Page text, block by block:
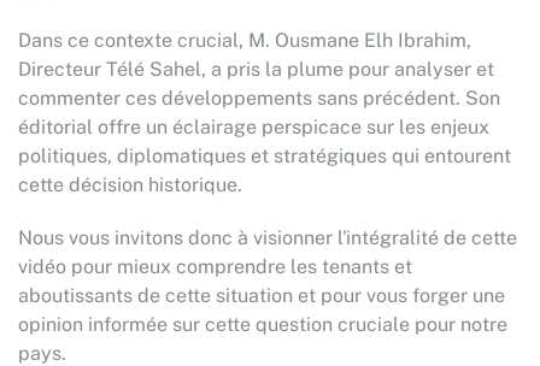
Dans ce contexte crucial, M. Ousmane Elh Ibrahim,
Directeur Télé Sahel, a pris la plume pour analyser et
commenter ces développements sans précédent. Son
éditorial offre un éclairage perspicace sur les enjeux
politiques, diplomatiques et stratégiques qui entourent
cette décision historique.
Nous vous invitons donc à visionner l'intégralité de cette
vidéo pour mieux comprendre les tenants et
aboutissants de cette situation et pour vous forger une
opinion informée sur cette question cruciale pour notre
pays.